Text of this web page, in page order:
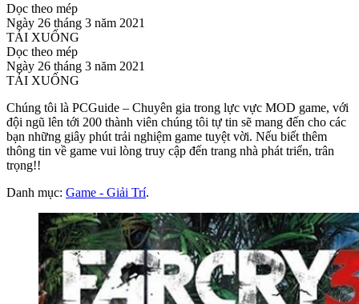
Dọc theo mép
Ngày 26 tháng 3 năm 2021
TẢI XUỐNG
Dọc theo mép
Ngày 26 tháng 3 năm 2021
TẢI XUỐNG
Chúng tôi là PCGuide – Chuyên gia trong lực vực MOD game, với
đội ngũ lên tới 200 thành viên chúng tôi tự tin sẽ mang đến cho các
bạn những giây phút trải nghiệm game tuyệt vời. Nếu biết thêm
thông tin về game vui lòng truy cập đến trang nhà phát triển, trân
trọng!!
Danh mục: Game - Giải Trí.